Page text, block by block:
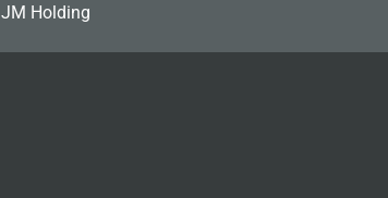
JM Holding